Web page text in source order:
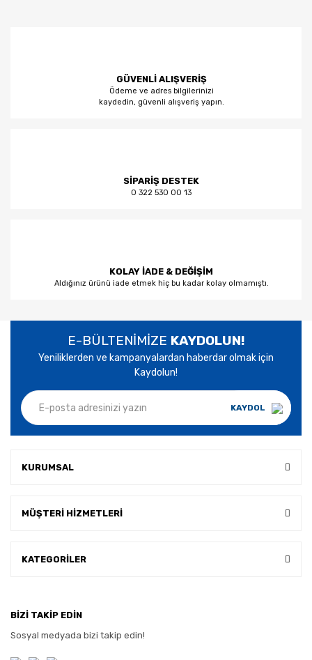
GÜVENLİ ALIŞVERİŞ
Ödeme ve adres bilgilerinizi
kaydedin, güvenli alışveriş yapın.
SİPARİŞ DESTEK
0 322 530 00 13
KOLAY İADE & DEĞİŞİM
Aldığınız ürünü iade etmek hiç bu kadar kolay olmamıştı.
E-BÜLTENİMİZE KAYDOLUN!
Yeniliklerden ve kampanyalardan haberdar olmak için
Kaydolun!
KAYDOL
KURUMSAL
MÜŞTERİ HİZMETLERİ
KATEGORİLER
BİZİ TAKİP EDİN
Sosyal medyada bizi takip edin!